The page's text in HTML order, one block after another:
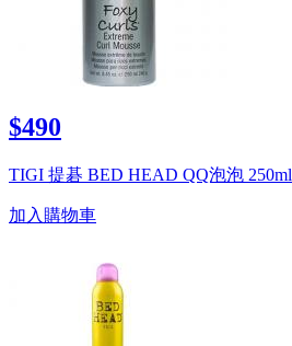
$490
TIGI 提碁 BED HEAD QQ泡泡 250ml
加入購物車